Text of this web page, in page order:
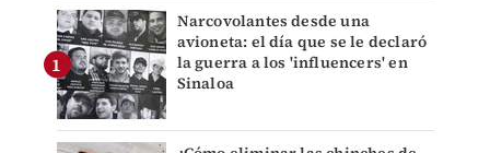
Narcovolantes desde una
avioneta: el día que se le declaró
la guerra a los 'influencers' en
Sinaloa